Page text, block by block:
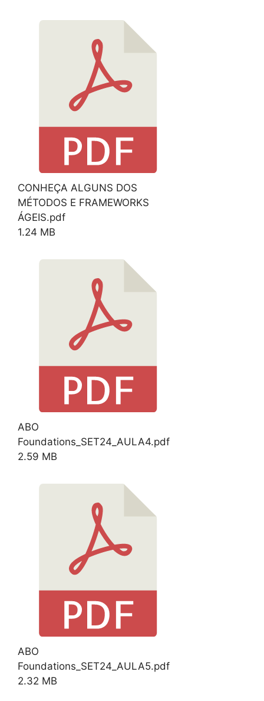
CONHEÇA ALGUNS DOS
MÉTODOS E FRAMEWORKS
ÁGEIS.pdf
1.24 MB
ABO
Foundations_SET24_AULA4.pdf
2.59 MB
ABO
Foundations_SET24_AULA5.pdf
2.32 MB